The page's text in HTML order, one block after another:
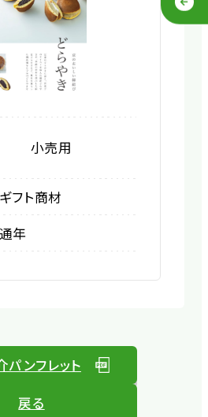
小売用
ギフト商材
通年
パンフレット
戻る